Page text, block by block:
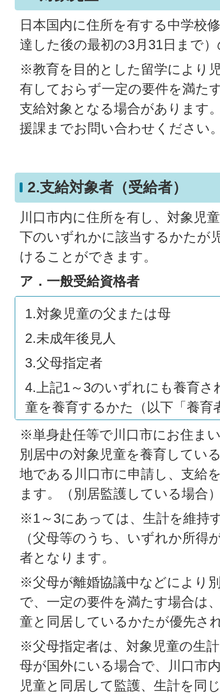
日本国内に住所を有する中学校
達した後の最初の3月31日まで
※教育を目的とした留学により
有しておらず一定の要件を満た
支給対象となる場合があります
援課までお問い合わせください
2.支給対象者（受給者）
川口市内に住所を有し、対象児
下のいずれかに該当するかたが
けることができます。
ア．一般受給資格者
1.対象児童の父または母
2.未成年後見人
3.父母指定者
4.上記1～3のいずれにも養育さ
童を養育するかた（以下「養育
※単身赴任等で川口市にお住ま
別居中の対象児童を養育してい
地である川口市に申請し、支給
ます。（別居監護している場合
※1～3にあっては、生計を維持
（父母等のうち、いずれか所得
者となります。
※父母が離婚協議中などにより
で、一定の要件を満たす場合は
童と同居しているかたが優先さ
※父母指定者は、対象児童の生
母が国外にいる場合で、川口市
児童と同居して監護、生計を同